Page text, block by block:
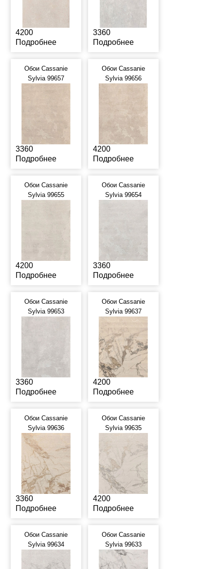
4200
Подробнее
3360
Подробнее
Обои Cassanie
Sylvia 99657
3360
Подробнее
Обои Cassanie
Sylvia 99656
4200
Подробнее
Обои Cassanie
Sylvia 99655
4200
Подробнее
Обои Cassanie
Sylvia 99654
3360
Подробнее
Обои Cassanie
Sylvia 99653
3360
Подробнее
Обои Cassanie
Sylvia 99637
4200
Подробнее
Обои Cassanie
Sylvia 99636
3360
Подробнее
Обои Cassanie
Sylvia 99635
4200
Подробнее
Обои Cassanie
Sylvia 99634
Обои Cassanie
Sylvia 99633